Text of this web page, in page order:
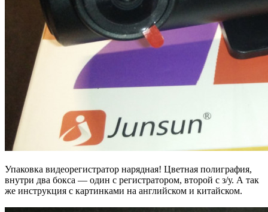
Упаковка видеорегистратор нарядная! Цветная полиграфия,
внутри два бокса — один с регистратором, второй с з/у. А так
же инструкция с картинками на английском и китайском.